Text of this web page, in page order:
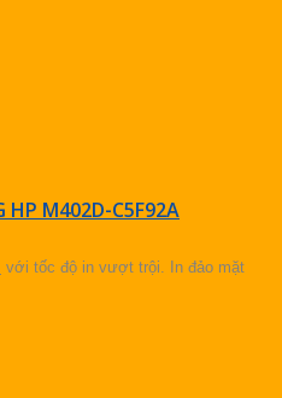
HP M402D-C5F92A
với tốc độ in vượt trội. In đảo mặt